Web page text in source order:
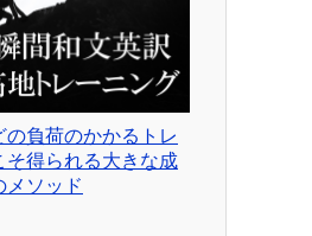
負荷のかかるトレ
そ得られる大きな成
メソッド